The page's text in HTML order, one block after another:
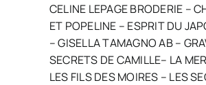
CELINE LEPAGE BRODERIE –
ET POPELINE – ESPRIT DU
– GISELLA TAMAGNO AB –
SECRETS DE CAMILLE– LA
LES FILS DES MOIRES – LES